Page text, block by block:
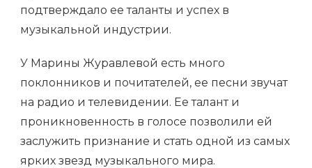
подтверждало ее таланты и успех в
музыкальной индустрии.
У Марины Журавлевой есть много
поклонников и почитателей, ее песни звучат
на радио и телевидении. Ее талант и
проникновенность в голосе позволили ей
заслужить признание и стать одной из самых
ярких звезд музыкального мира.